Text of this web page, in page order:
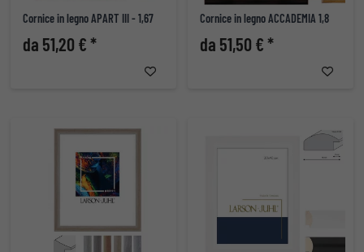
Cornice in legno APART III - 1,67
da 51,20 € *
Cornice in legno ACCADEMIA 1,8
da 51,50 € *